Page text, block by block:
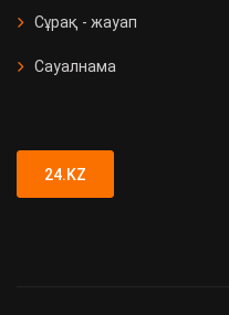
Сұрақ - жауап
Сауалнама
24.KZ